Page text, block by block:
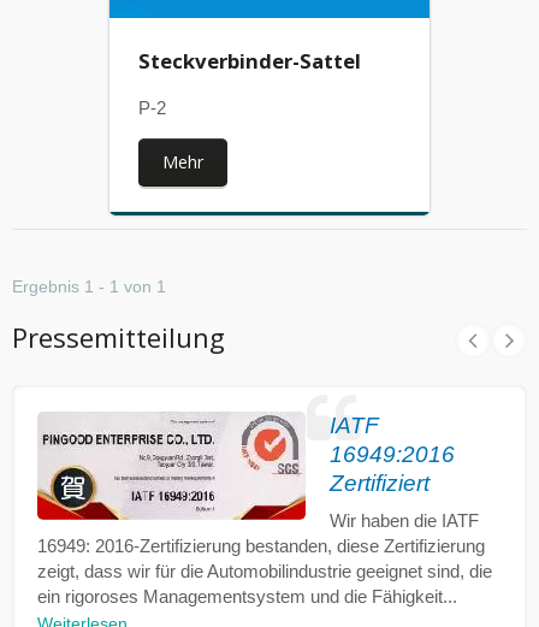
Steckverbinder-Sattel
P-2
Mehr
Ergebnis 1 - 1 von 1
Pressemitteilung
IATF
16949:2016
Zertifiziert
Wir haben die IATF
16949: 2016-Zertifizierung bestanden, diese Zertifizierung
zeigt, dass wir für die Automobilindustrie geeignet sind, die
ein rigoroses Managementsystem und die Fähigkeit...